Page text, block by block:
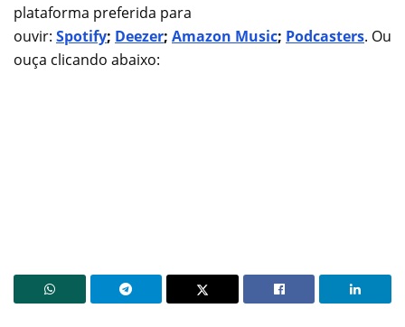
plataforma preferida para
ouvir: Spotify; Deezer; Amazon Music; Podcasters. Ou
ouça clicando abaixo: